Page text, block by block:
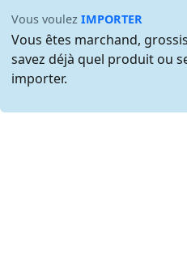
Vous voulezIMPORTER
Vous êtes marchand,
savez déjà quel produit ou
importer.